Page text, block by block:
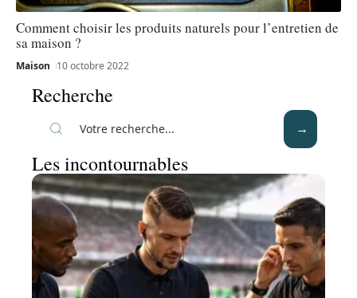
Comment choisir les produits naturels pour l’entretien de
sa maison ?
Maison 10 octobre 2022
Recherche
Les incontournables